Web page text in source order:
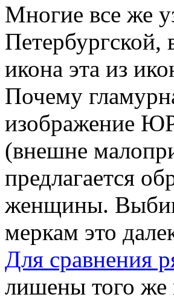
Многие все же
Петербургской,
икона эта из
Почему
изображение
(внешне
предлагается
женщины.
меркам это
Для сравнения
лишены того же